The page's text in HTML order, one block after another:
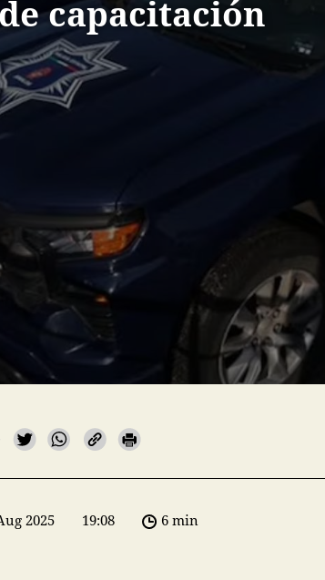
capacitación
2025 19:08 6 min